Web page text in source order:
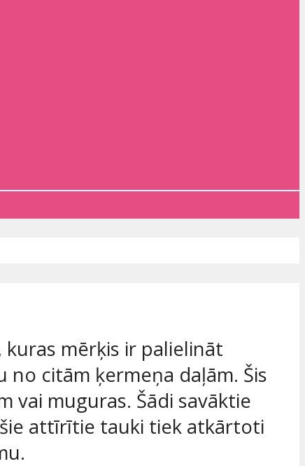
mērķis ir palielināt
citām ķermeņa daļām. Šis
vai muguras. Šādi savāktie
attīrītie tauki tiek atkārtoti